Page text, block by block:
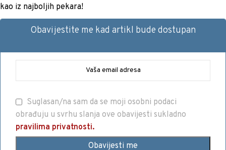
kao iz najboljih pekara!
Obavijestite me kad artikl bude dostupan
Suglasan/na sam da se moji osobni podaci
obrađuju u svrhu slanja ove obavijesti sukladno
pravilima privatnosti.